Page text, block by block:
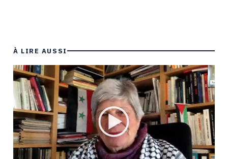
À LIRE AUSSI